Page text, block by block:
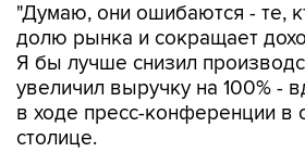
"Думаю, они ошибаются - те,
долю рынка и сокращает
Я бы лучше снизил
увеличил выручку на 100% -
в ходе пресс-конференции в
столице.